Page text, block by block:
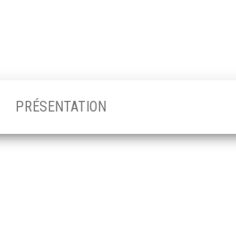
PRÉSENTATION